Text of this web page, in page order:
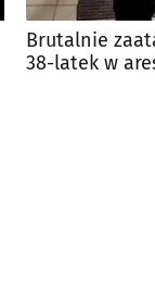
Brutalnie
38-latek w